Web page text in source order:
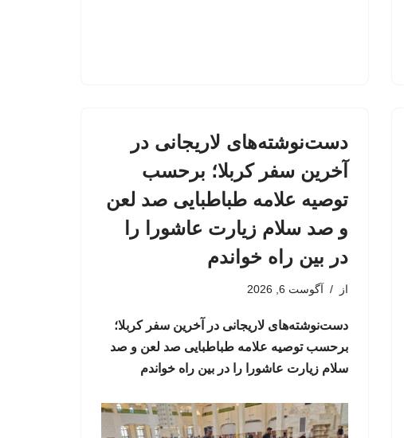
دست‌نوشته‌های لاریجانی در
آخرین سفر کربلا؛ برحسب
توصیه علامه طباطبایی صد لعن
و صد سلام زیارت عاشورا را
در بین راه خواندم
از آگوست 6, 2026
دست‌نوشته‌های لاریجانی در آخرین سفر کربلا؛
برحسب توصیه علامه طباطبایی صد لعن و صد
سلام زیارت عاشورا را در بین راه خواندم